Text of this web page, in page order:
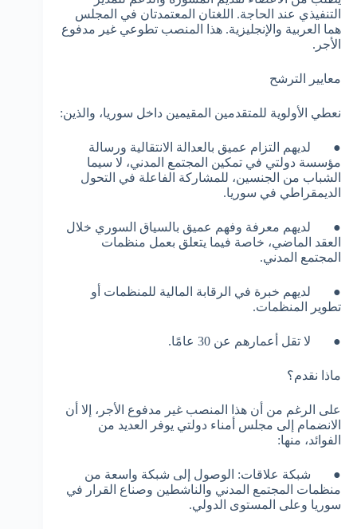
التنفيذي عند الحاجة. اللغتان المعتمدتان في المجلس
هما العربية والإنجليزية. هذا المنصب تطوعي غير مدفوع
الأجر.
معايير الترشح
نعطي الأولوية للمتقدمين المقيمين داخل سوريا، والذين:
● لديهم التزام عميق بالعدالة الانتقالية ورسالة
مؤسسة دولتي في تمكين المجتمع المدني، لا سيما
الشباب من الجنسين، للمشاركة الفاعلة في التحول
الديمقراطي في سوريا.
● لديهم معرفة وفهم عميق بالسياق السوري خلال
العقد الماضي، خاصة فيما يتعلق بعمل منظمات
المجتمع المدني.
● لديهم خبرة في الرقابة المالية للمنظمات أو
تطوير المنظمات.
● لا تقل أعمارهم عن 30 عامًا.
ماذا نقدم؟
على الرغم من أن هذا المنصب غير مدفوع الأجر، إلا أن
الانضمام إلى مجلس أمناء دولتي يوفر العديد من
الفوائد، منها:
● شبكة علاقات: الوصول إلى شبكة واسعة من
منظمات المجتمع المدني والناشطين وصناع القرار في
سوريا وعلى المستوى الدولي.